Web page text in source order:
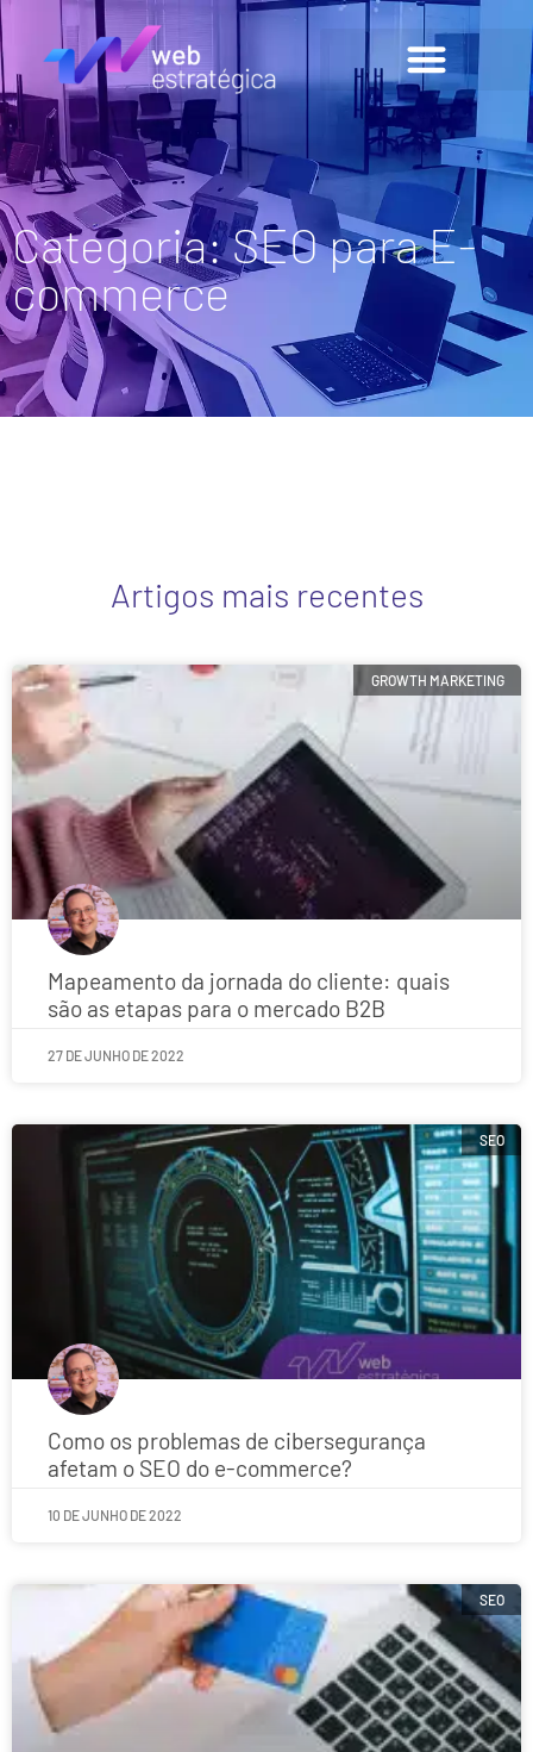
Categoria: SEO para E-
commerce
Artigos mais recentes
GROWTH MARKETING
Mapeamento da jornada do cliente: quais
são as etapas para o mercado B2B
27 DE JUNHO DE 2022
SEO
Como os problemas de cibersegurança
afetam o SEO do e-commerce?
10 DE JUNHO DE 2022
SEO